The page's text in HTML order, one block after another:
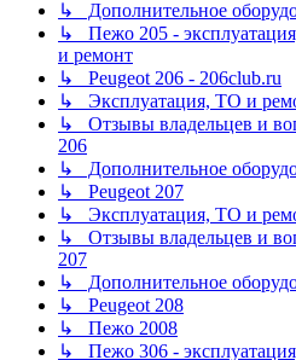
↳ Дополнительное
↳ Пежо 205 -
и ремонт
↳ Peugeot 206 - 206club.ru
↳ Эксплуатация, ТО и
↳ Отзывы владельцев и
206
↳ Дополнительное
↳ Peugeot 207
↳ Эксплуатация, ТО и
↳ Отзывы владельцев и
207
↳ Дополнительное
↳ Peugeot 208
↳ Пежо 2008
↳ Пежо 306 -